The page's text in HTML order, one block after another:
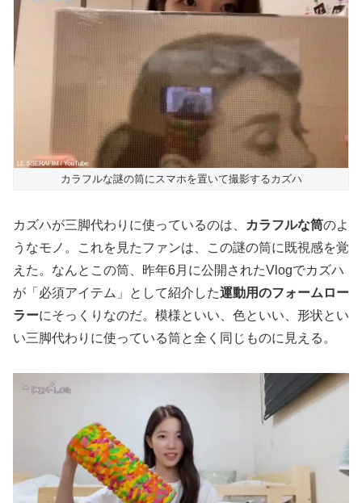
カラフルな謎の筒にスマホを置いて撮影するカズハ
カズハが三脚代わりに使っているのは、 カラフルな筒のよ
うなモノ。これを見たファンは、この謎の筒に既視感を覚
えた。なんとこの筒、昨年6月に公開されたVlogでカズハ
が「必須アイテム」として紹介した運動用のフォームロー
ラーにそっくりなのだ。模様といい、色といい、形状とい
い三脚代わりに使っている筒と全く同じものに見える。